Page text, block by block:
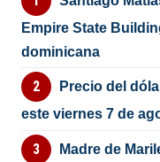
Empire State
dominicana
Precio del
este viernes 7 de
Madre de